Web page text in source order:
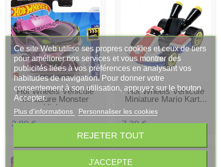
EN STOCK
Hot Wheels Véhicule
Miniature Monster
High...
3,80 €
EN STOCK
Hot Wheels Véhicule
Miniature Mario Kart...
7,39 €
Ce site Web utilise ses propres cookies et ceux de tiers
pour améliorer nos services et vous montrer des
publicités liées à vos préférences en analysant vos
habitudes de navigation. Pour donner votre
consentement à son utilisation, appuyez sur le bouton
Accepter.
Plus d'informations Personnaliser les cookies
REJETER TOUT
J'ACCEPTE